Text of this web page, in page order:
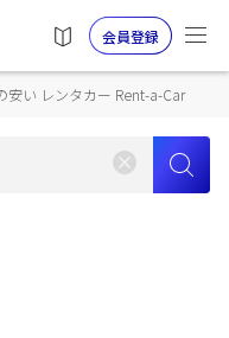
会員登録
安い レンタカー Rent-a-Car